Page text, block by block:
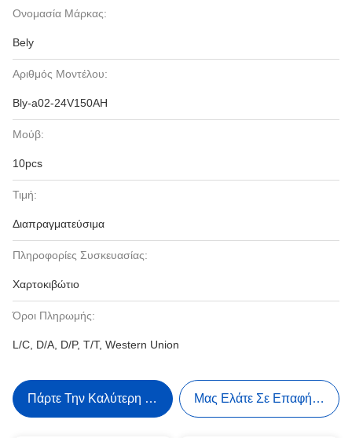
Ονομασία Μάρκας:
Bely
Αριθμός Μοντέλου:
Bly-a02-24V150AH
Μούβ:
10pcs
Τιμή:
Διαπραγματεύσιμα
Πληροφορίες Συσκευασίας:
Χαρτοκιβώτιο
Όροι Πληρωμής:
L/C, D/A, D/P, T/T, Western Union
Πάρτε Την Καλύτερη Τιμή Μας Ελάτε Σε Επαφή Με